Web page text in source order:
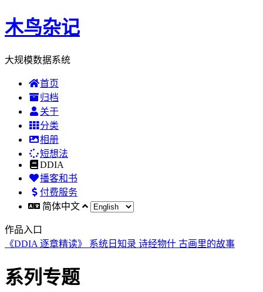
木鸟杂记
大规模数据系统
首页
归档
关于
分类
相册
短想法
DDIA
播客和书
付费服务
简体中文
作品入口
《DDIA 逐章精读》 系统日知录 诗经物什 古画里的故事
系列专题